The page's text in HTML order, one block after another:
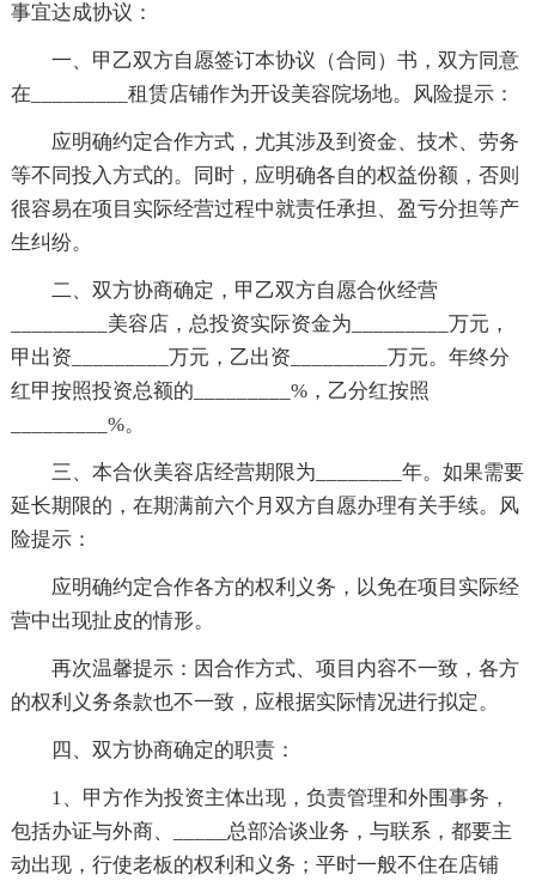
事宜达成协议：
一、甲乙双方自愿签订本协议（合同）书，双方同意
在_________租赁店铺作为开设美容院场地。风险提示：
应明确约定合作方式，尤其涉及到资金、技术、劳务
等不同投入方式的。同时，应明确各自的权益份额，否则
很容易在项目实际经营过程中就责任承担、盈亏分担等产
生纠纷。
二、双方协商确定，甲乙双方自愿合伙经营
_________美容店，总投资实际资金为_________万元，
甲出资_________万元，乙出资_________万元。年终分
红甲按照投资总额的_________%，乙分红按照
_________%。
三、本合伙美容店经营期限为________年。如果需要
延长期限的，在期满前六个月双方自愿办理有关手续。风
险提示：
应明确约定合作各方的权利义务，以免在项目实际经
营中出现扯皮的情形。
再次温馨提示：因合作方式、项目内容不一致，各方
的权利义务条款也不一致，应根据实际情况进行拟定。
四、双方协商确定的职责：
1、甲方作为投资主体出现，负责管理和外围事务，
包括办证与外商、_____总部洽谈业务，与联系，都要主
动出现，行使老板的权利和义务；平时一般不住在店铺